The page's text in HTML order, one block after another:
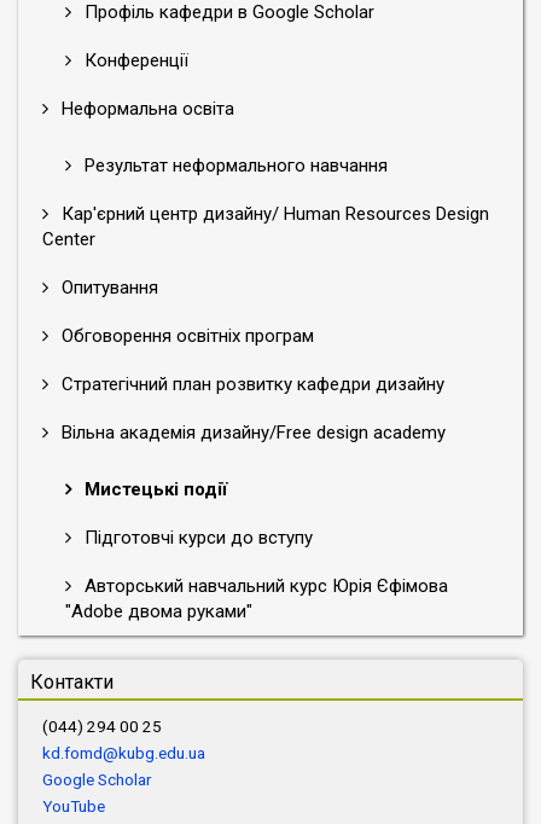
Профіль кафедри в Google Scholar
Конференції
Неформальна освіта
Результат неформального навчання
Кар'єрний центр дизайну/ Human Resources Design
Center
Опитування
Обговорення освітніх програм
Стратегічний план розвитку кафедри дизайну
Вільна академія дизайну/Free design academy
Мистецькі події
Підготовчі курси до вступу
Авторський навчальний курс Юрія Єфімова
"Adobe двома руками"
Контакти
(044) 294 00 25
kd.fomd@kubg.edu.ua
Google Scholar
YouTube